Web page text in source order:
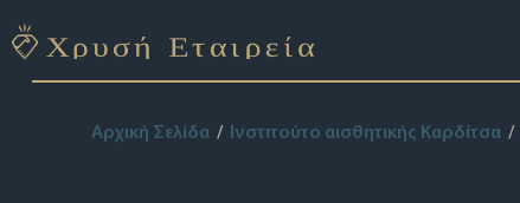
Αρχική Σελίδα Ινστιτούτο αισθητικής Καρδίτσα